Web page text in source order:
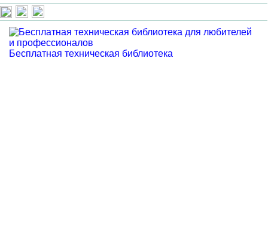
Бесплатная техническая библиотека